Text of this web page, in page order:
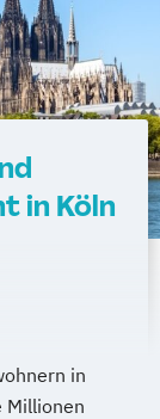
in Köln
in
Millionen